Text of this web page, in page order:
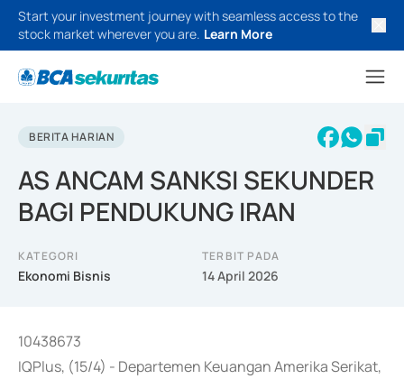
Start your investment journey with seamless access to the
stock market wherever you are. Learn More
BERITA HARIAN
AS ANCAM SANKSI SEKUNDER
BAGI PENDUKUNG IRAN
KATEGORI
Ekonomi Bisnis
TERBIT PADA
14 April 2026
10438673
IQPlus, (15/4) - Departemen Keuangan Amerika Serikat,